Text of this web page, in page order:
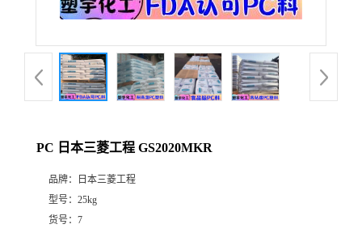
PC 日本三菱工程 GS2020MKR
品牌：
日本三菱工程
型号： 25kg
货号： 7